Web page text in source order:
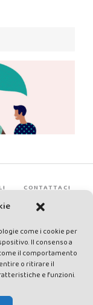
come i cookie per
Il consenso a
il comportamento
o ritirare il
e funzioni.
CONTATTACI
di Siena con